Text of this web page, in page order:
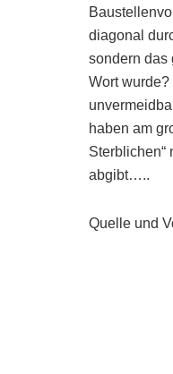
diagonal
sondern das
Wort
haben am
Sterblichen“
abgibt…..
Quelle und